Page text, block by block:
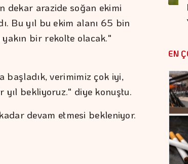
dekar arazide soğan ekimi
Bu yıl bu ekim alanı 65 bin
bir rekolte olacak."
başladık, verimimiz çok iyi,
yıl bekliyoruz." diye konuştu.
devam etmesi bekleniyor.
EN